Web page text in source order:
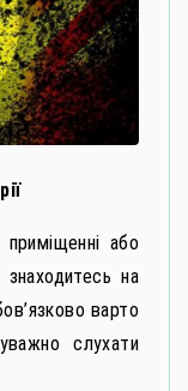
або
на
варто
слухати